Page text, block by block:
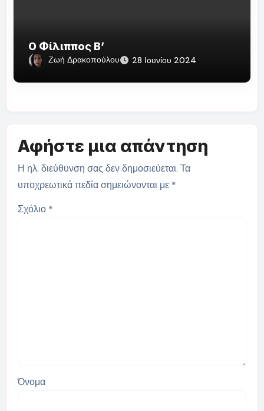
Ο Φίλιππος Β’
Ζωή Δρακοπούλου 28 Ιουνίου 2024
Αφήστε μια απάντηση
Η ηλ. διεύθυνση σας δεν δημοσιεύεται. Τα
υποχρεωτικά πεδία σημειώνονται με *
Σχόλιο *
Όνομα